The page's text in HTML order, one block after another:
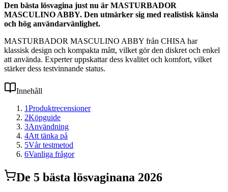
Den bästa lösvagina just nu är MASTURBADOR
MASCULINO ABBY. Den utmärker sig med realistisk känsla
och hög användarvänlighet.
MASTURBADOR MASCULINO ABBY från CHISA har
klassisk design och kompakta mått, vilket gör den diskret och enkel
att använda. Experter uppskattar dess kvalitet och komfort, vilket
stärker dess testvinnande status.
Innehåll
1Produktrecensioner
2Köpguide
3Användning
4Att tänka på
5Vår testmetod
6Vanliga frågor
De 5 bästa lösvaginana 2026